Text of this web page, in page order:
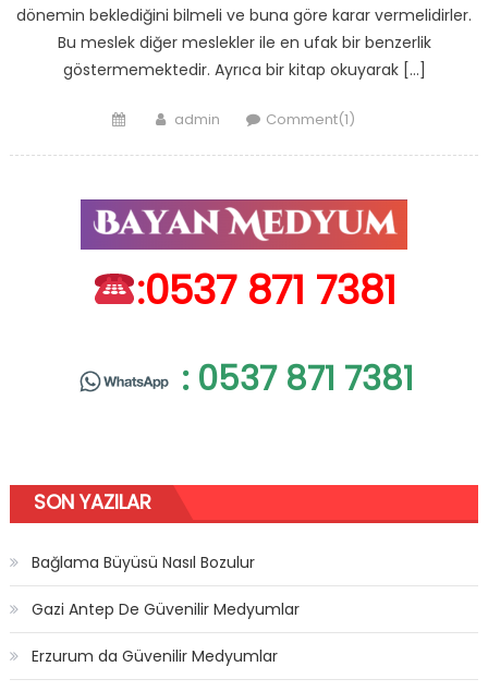
dönemin beklediğini bilmeli ve buna göre karar vermelidirler.
Bu meslek diğer meslekler ile en ufak bir benzerlik
göstermemektedir. Ayrıca bir kitap okuyarak […]
PostedAuthor
admin Comment(1)
:0537 871 7381
: 0537 871 7381
SON YAZILAR
Bağlama Büyüsü Nasıl Bozulur
Gazi Antep De Güvenilir Medyumlar
Erzurum da Güvenilir Medyumlar